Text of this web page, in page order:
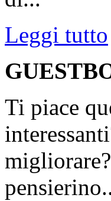
Leggi tutto
Ti piace